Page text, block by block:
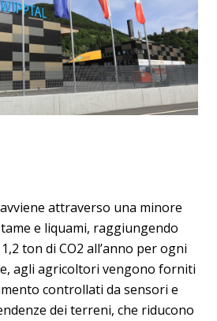
attraverso una minore
e liquami, raggiungendo
ton di CO2 all’anno per ogni
agli agricoltori vengono forniti
controllati da sensori e
dei terreni, che riducono